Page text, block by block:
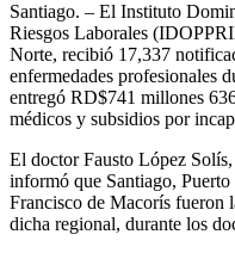
Santiago. – El Instituto
Riesgos Laborales
Norte, recibió 17,337
enfermedades profesionales
entregó RD$741 millones
médicos y subsidios por
El doctor Fausto López
informó que Santiago,
Francisco de Macorís fueron
dicha regional, durante los